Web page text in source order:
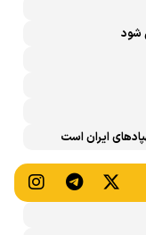
شود
ایران است